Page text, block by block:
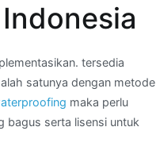
tersedia
satunya dengan metode
maka perlu
bagus serta lisensi untuk